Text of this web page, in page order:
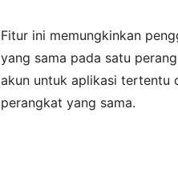
Fitur ini memungkinkan
yang sama pada satu
akun untuk aplikasi tertentu
perangkat yang sama.